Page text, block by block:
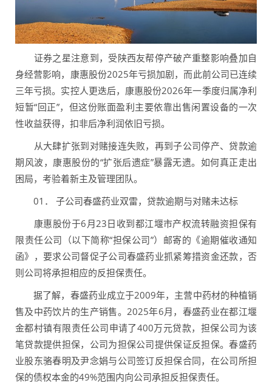
证券之星注意到，受陕西友帮停产破产重整影响叠加自
身经营影响，康惠股份2025年亏损加剧，而此前公司已连续
三年亏损。实控人更迭后，康惠股份2026年一季度归属净利
短暂“回正”，但这份账面盈利主要依靠出售闲置设备的一次
性收益获得，扣非后净利润依旧亏损。
从大肆扩张到对赌接连失败，再到子公司停产、贷款逾
期风波，康惠股份的“扩张后遗症”暴露无遗。如何真正走出
困局，考验着新主及管理团队。
01． 子公司春盛药业双雷，贷款逾期与对赌未达标
康惠股份于6月23日收到都江堰市产权流转融资担保有
限责任公司（以下简称“担保公司”）邮寄的《逾期催收通知
函》，要求公司督促子公司春盛药业抓紧筹措资金还款，否
则公司将承担相应的反担保责任。
据了解，春盛药业成立于2009年，主营中药材的种植销
售及中药饮片的生产销售。2025年6月，春盛药业在都江堰
金都村镇有限责任公司申请了400万元贷款，担保公司为该
笔贷款提供担保，公司为担保公司提供保证反担保。春盛药
业股东骆春明及尹念娟与公司签订反担保合同，在公司所担
保的债权本金的49%范围内向公司承担反担保责任。